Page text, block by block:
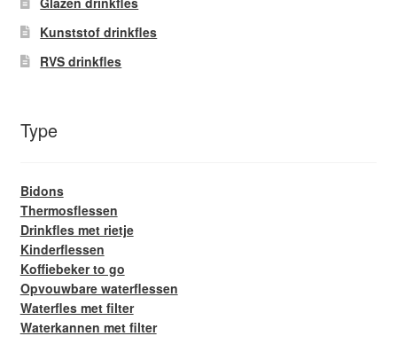
Kunststof drinkfles
RVS drinkfles
Type
Bidons
Thermosflessen
Drinkfles met rietje
Kinderflessen
Koffiebeker to go
Opvouwbare waterflessen
Waterfles met filter
Waterkannen met filter